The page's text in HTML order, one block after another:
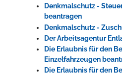
Denkmalschutz -
beantragen
Denkmalschutz -
Der Arbeitsagentur
Die Erlaubnis für den
Einzelfahrzeugen
Die Erlaubnis für den